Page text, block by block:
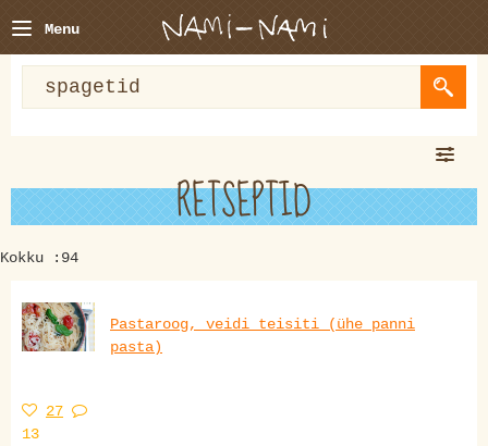
Menu
RETSEPTID
Kokku :94
Pastaroog, veidi teisiti (ühe panni
pasta)
27
13